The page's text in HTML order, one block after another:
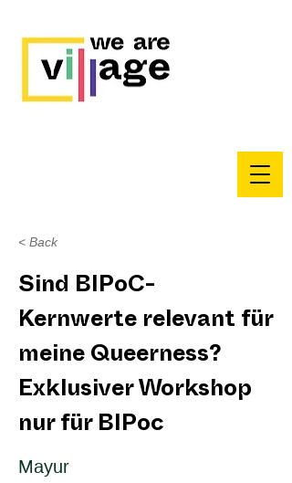
< Back
Sind BIPoC-
Kernwerte relevant für
meine Queerness?
Exklusiver Workshop
nur für BIPoc
Mayur